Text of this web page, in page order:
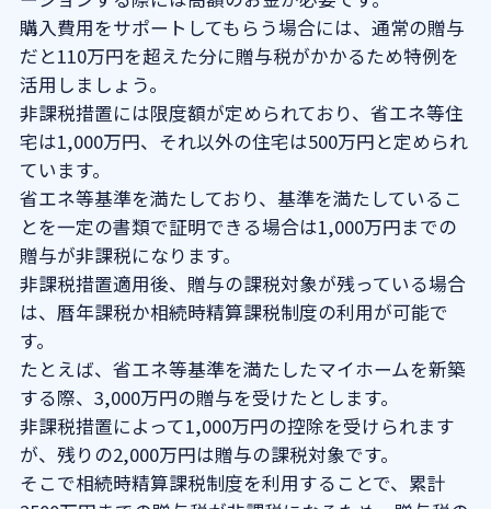
購入費用をサポートしてもらう場合には、通常の贈与
だと110万円を超えた分に贈与税がかかるため特例を
活用しましょう。
非課税措置には限度額が定められており、省エネ等住
宅は1,000万円、それ以外の住宅は500万円と定められ
ています。
省エネ等基準を満たしており、基準を満たしているこ
とを一定の書類で証明できる場合は1,000万円までの
贈与が非課税になります。
非課税措置適用後、贈与の課税対象が残っている場合
は、暦年課税か相続時精算課税制度の利用が可能で
す。
たとえば、省エネ等基準を満たしたマイホームを新築
する際、3,000万円の贈与を受けたとします。
非課税措置によって1,000万円の控除を受けられます
が、残りの2,000万円は贈与の課税対象です。
そこで相続時精算課税制度を利用することで、累計